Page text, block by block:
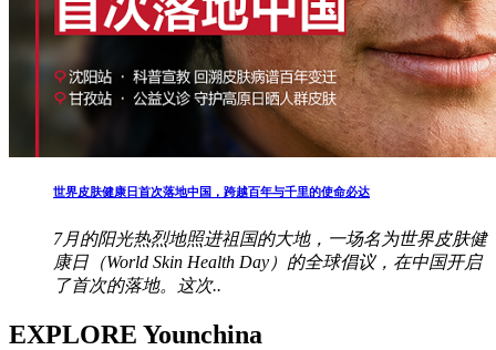
世界皮肤健康日首次落地中国，跨越百年与千里的使命必达
7月的阳光热烈地照进祖国的大地，一场名为世界皮肤健
康日（World Skin Health Day）的全球倡议，在中国开启
了首次的落地。这次..
EXPLORE Younchina